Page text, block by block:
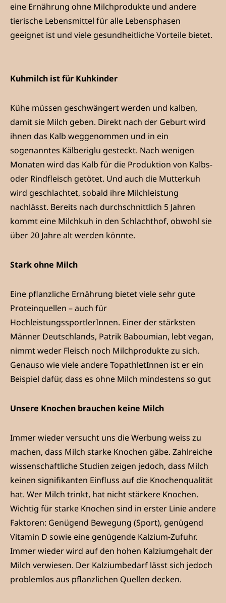
eine Ernährung ohne Milchprodukte und andere
tierische Lebensmittel für alle Lebensphasen
geeignet ist und viele gesundheitliche Vorteile bietet.
Kuhmilch ist für Kuhkinder
Kühe müssen geschwängert werden und kalben,
damit sie Milch geben. Direkt nach der Geburt wird
ihnen das Kalb weggenommen und in ein
sogenanntes Kälberiglu gesteckt. Nach wenigen
Monaten wird das Kalb für die Produktion von Kalbs-
oder Rindfleisch getötet. Und auch die Mutterkuh
wird geschlachtet, sobald ihre Milchleistung
nachlässt. Bereits nach durchschnittlich 5 Jahren
kommt eine Milchkuh in den Schlachthof, obwohl sie
über 20 Jahre alt werden könnte.
Stark ohne Milch
Eine pflanzliche Ernährung bietet viele sehr gute
Proteinquellen – auch für
HochleistungssportlerInnen. Einer der stärksten
Männer Deutschlands, Patrik Baboumian, lebt vegan,
nimmt weder Fleisch noch Milchprodukte zu sich.
Genauso wie viele andere TopathletInnen ist er ein
Beispiel dafür, dass es ohne Milch mindestens so gut
Unsere Knochen brauchen keine Milch
Immer wieder versucht uns die Werbung weiss zu
machen, dass Milch starke Knochen gäbe. Zahlreiche
wissenschaftliche Studien zeigen jedoch, dass Milch
keinen signifikanten Einfluss auf die Knochenqualität
hat. Wer Milch trinkt, hat nicht stärkere Knochen.
Wichtig für starke Knochen sind in erster Linie andere
Faktoren: Genügend Bewegung (Sport), genügend
Vitamin D sowie eine genügende Kalzium-Zufuhr.
Immer wieder wird auf den hohen Kalziumgehalt der
Milch verwiesen. Der Kalziumbedarf lässt sich jedoch
problemlos aus pflanzlichen Quellen decken.